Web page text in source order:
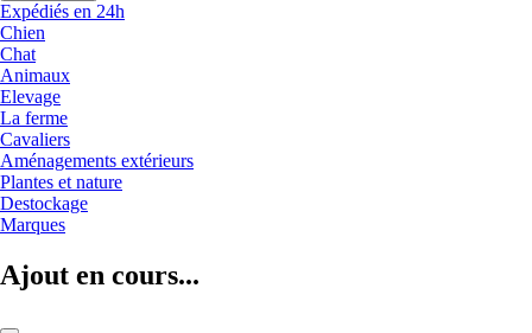
Expédiés en 24h
Chien
Chat
Animaux
Elevage
La ferme
Cavaliers
Aménagements extérieurs
Plantes et nature
Destockage
Marques
Ajout en cours...